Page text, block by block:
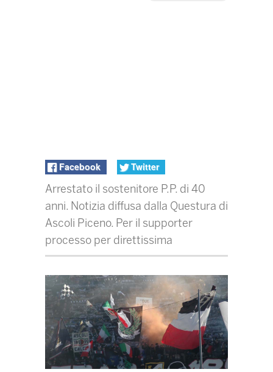
Facebook Twitter
Arrestato il sostenitore P.P. di 40
anni. Notizia diffusa dalla Questura di
Ascoli Piceno. Per il supporter
processo per direttissima